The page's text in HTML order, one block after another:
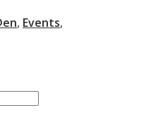
, Events,